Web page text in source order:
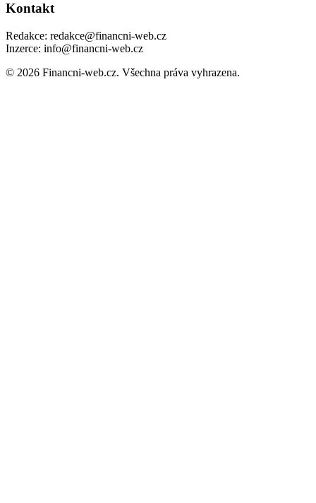
Kontakt
Redakce: redakce@financni-web.cz
Inzerce: info@financni-web.cz
© 2026 Financni-web.cz. Všechna práva vyhrazena.